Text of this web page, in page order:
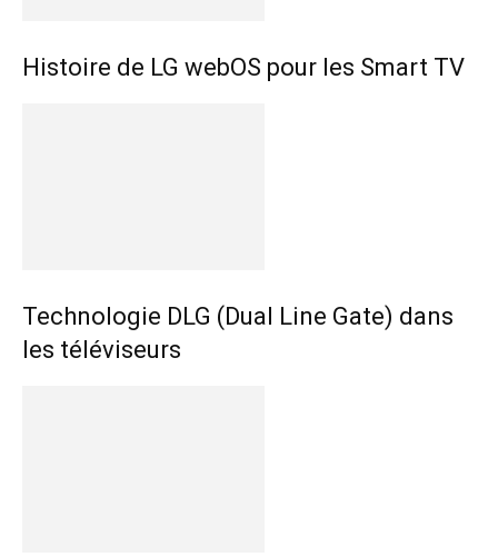
Histoire de LG webOS pour les Smart TV
Technologie DLG (Dual Line Gate) dans
les téléviseurs